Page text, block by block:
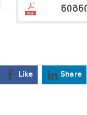
Like Share